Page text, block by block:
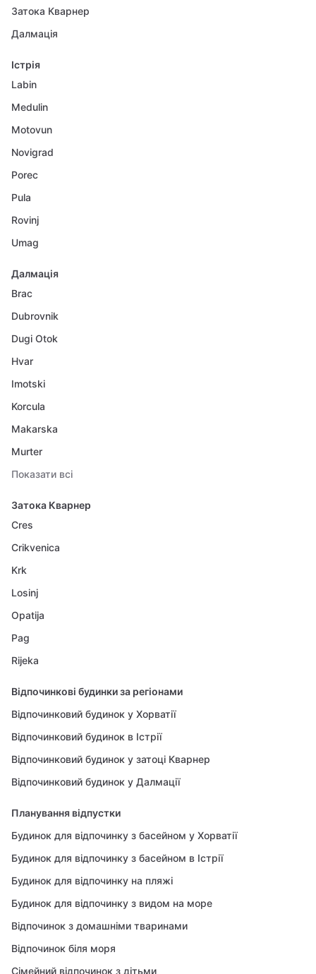
Затока Кварнер
Далмація
Істрія
Labin
Medulin
Motovun
Novigrad
Porec
Pula
Rovinj
Umag
Далмація
Brac
Dubrovnik
Dugi Otok
Hvar
Imotski
Korcula
Makarska
Murter
Показати всі
Затока Кварнер
Cres
Crikvenica
Krk
Losinj
Opatija
Pag
Rijeka
Відпочинкові будинки за регіонами
Відпочинковий будинок у Хорватії
Відпочинковий будинок в Істрії
Відпочинковий будинок у затоці Кварнер
Відпочинковий будинок у Далмації
Планування відпустки
Будинок для відпочинку з басейном у Хорватії
Будинок для відпочинку з басейном в Істрії
Будинок для відпочинку на пляжі
Будинок для відпочинку з видом на море
Відпочинок з домашніми тваринами
Відпочинок біля моря
Сімейний відпочинок з дітьми